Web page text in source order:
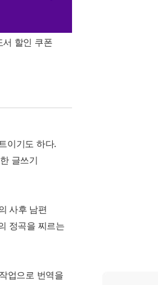
서 할인 쿠폰
이기도 하다.
글쓰기
사후 남편
정곡을 찌르는
업으로 번역을